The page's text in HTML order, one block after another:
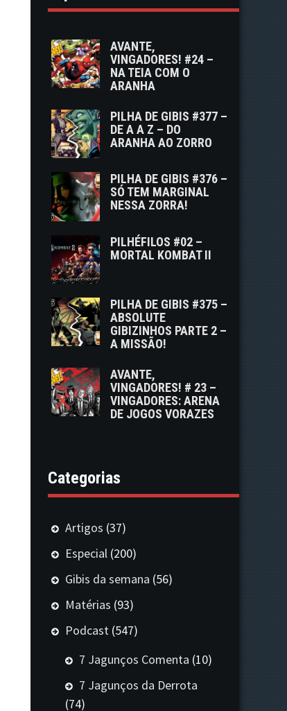
AVANTE,
VINGADORES! #24 –
NA TEIA COM O
ARANHA
PILHA DE GIBIS #377 –
DE A A Z – DO
ARANHA AO ZORRO
PILHA DE GIBIS #376 –
SÓ TEM MARGINAL
NESSA ZORRA!
PILHÉFILOS #02 –
MORTAL KOMBAT II
PILHA DE GIBIS #375 –
ABSOLUTE
GIBIZINHOS PARTE 2 –
A MISSÃO!
AVANTE,
VINGADORES! # 23 –
VINGADORES: ARENA
DE JOGOS VORAZES
Categorias
Artigos (37)
Especial (200)
Gibis da semana (56)
Matérias (93)
Podcast (547)
7 Jagunços Comenta (10)
7 Jagunços da Derrota
(74)